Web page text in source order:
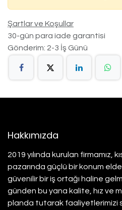
Şartlar ve Koşullar
30-gün para iade garantisi
Gönderim: 2-3 İş Günü
Hakkımızda
2019 yılında kurulan firmamız,
pazarında güçlü bir konum
güvenilir bir iş ortağı haline
günden bu yana kalite, hız ve
planda tutarak faaliyetlerimizi